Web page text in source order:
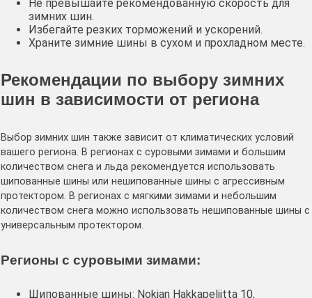
Не превышайте рекомендованную скорость для
зимних шин.
Избегайте резких торможений и ускорений.
Храните зимние шины в сухом и прохладном месте.
Рекомендации по выбору зимних
шин в зависимости от региона
Выбор зимних шин также зависит от климатических условий
вашего региона. В регионах с суровыми зимами и большим
количеством снега и льда рекомендуется использовать
шипованные шины или нешипованные шины с агрессивным
протектором. В регионах с мягкими зимами и небольшим
количеством снега можно использовать нешипованные шины с
универсальным протектором.
Регионы с суровыми зимами:
Шипованные шины: Nokian Hakkapeliitta 10,